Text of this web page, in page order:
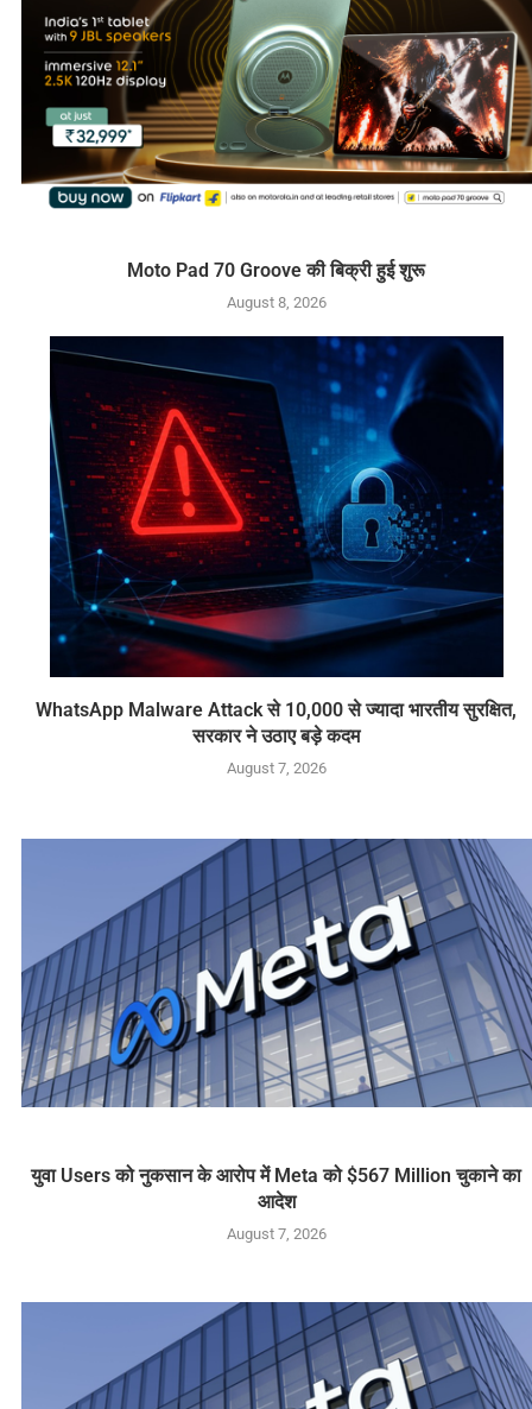
Moto Pad 70 Groove की बिक्री हुई शुरू
August 8, 2026
WhatsApp Malware Attack से 10,000 से ज्यादा भारतीय सुरक्षित,
सरकार ने उठाए बड़े कदम
August 7, 2026
युवा Users को नुकसान के आरोप में Meta को $567 Million चुकाने का
आदेश
August 7, 2026